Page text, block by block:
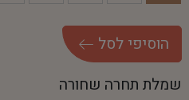
הוסיפי לסל
שמלת תחרה שחורה